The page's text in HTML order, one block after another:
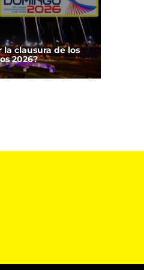
la clausura de los
2026?